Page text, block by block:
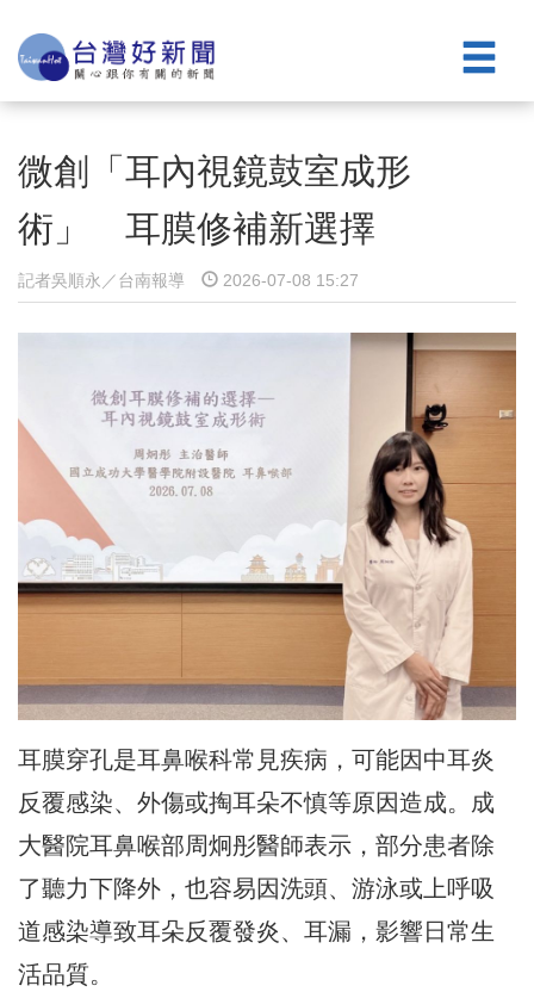
微創「耳內視鏡鼓室成形
術」 耳膜修補新選擇
記者吳順永／台南報導 2026-07-08 15:27
耳膜穿孔是耳鼻喉科常見疾病，可能因中耳炎
反覆感染、外傷或掏耳朵不慎等原因造成。成
大醫院耳鼻喉部周炯彤醫師表示，部分患者除
了聽力下降外，也容易因洗頭、游泳或上呼吸
道感染導致耳朵反覆發炎、耳漏，影響日常生
活品質。